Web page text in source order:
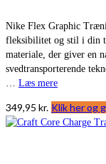
Nike Flex Graphic
fleksibilitet og stil i din
materiale, der giver en
svedtransporterende
Læs mere
349,95 kr. Klik her og